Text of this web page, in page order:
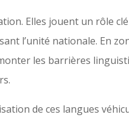
Elles jouent un rôle
l’unité nationale. En
les barrières
de ces langues